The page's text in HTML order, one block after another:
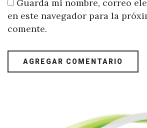
Guarda mi nombre, correo
en este navegador para la
comente.